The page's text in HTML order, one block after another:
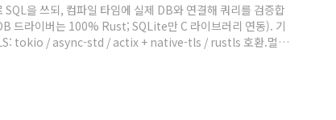
을 쓰되, 컴파일 타임에 실제 DB와 연결해 쿼리를 검증합
라이버는 100% Rust; SQLite만 C 라이브러리 연동). 기
tokio / async-std / actix + native-tls / rustls 호환.멀티
포인트), AnyPool(런타임 드라이버 교체),